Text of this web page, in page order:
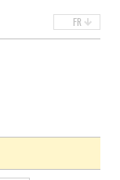
FR